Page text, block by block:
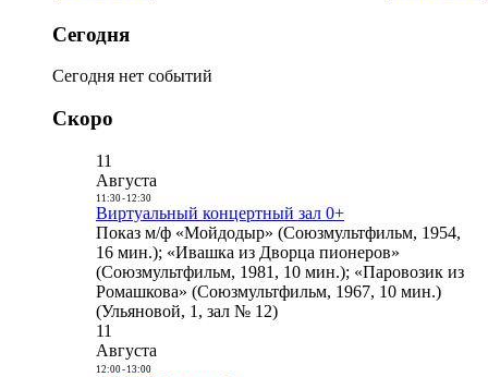
Сегодня
Сегодня нет событий
Скоро
11
Августа
11:30- 12:30
Виртуальный концертный зал 0+
Показ м/ф «Мойдодыр» (Союзмультфильм, 1954,
16 мин.); «Ивашка из Дворца пионеров»
(Союзмультфильм, 1981, 10 мин.); «Паровозик из
Ромашкова» (Союзмультфильм, 1967, 10 мин.)
(Ульяновой, 1, зал № 12)
11
Августа
12:00- 13:00